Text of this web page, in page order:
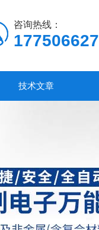
咨询热线：
技术文章